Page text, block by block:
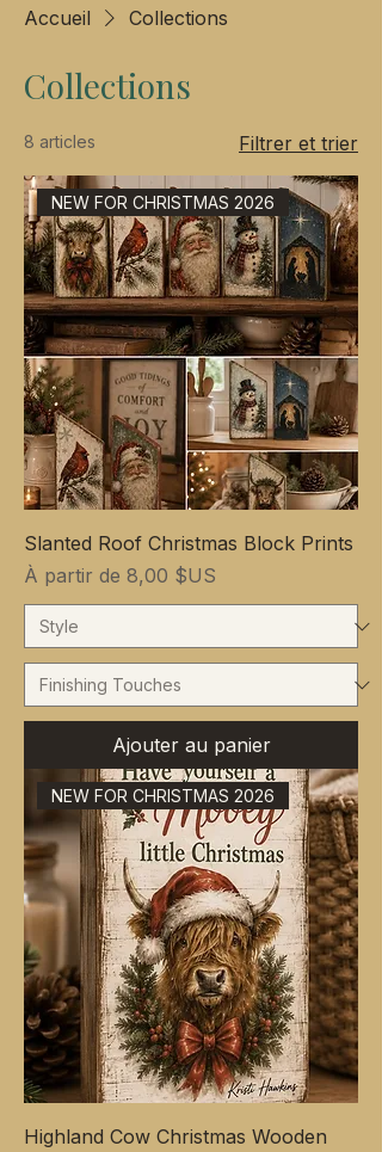
Accueil Collections
Collections
8 articles Filtrer et trier
NEW FOR CHRISTMAS 2026
Slanted Roof Christmas Block Prints
À partir de 8,00 $US
Prix promotionnel
Ajouter au panier
NEW FOR CHRISTMAS 2026
Highland Cow Christmas Wooden